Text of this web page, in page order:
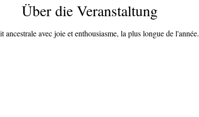
Über die Veranstaltung
avec joie et enthousiasme, la plus longue de l'année.